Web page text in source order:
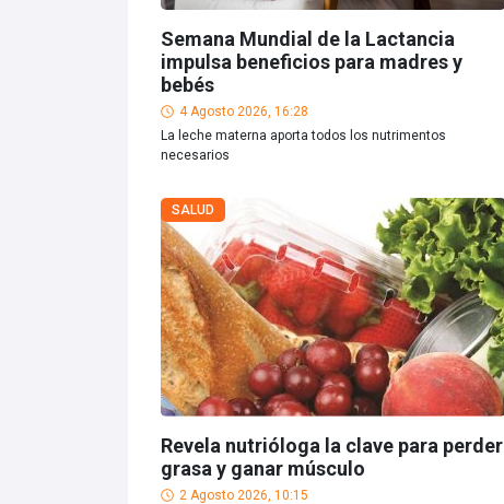
Semana Mundial de la Lactancia
impulsa beneficios para madres y
bebés
4 Agosto 2026, 16:28
La leche materna aporta todos los nutrimentos
necesarios
SALUD
Revela nutrióloga la clave para perder
grasa y ganar músculo
2 Agosto 2026, 10:15